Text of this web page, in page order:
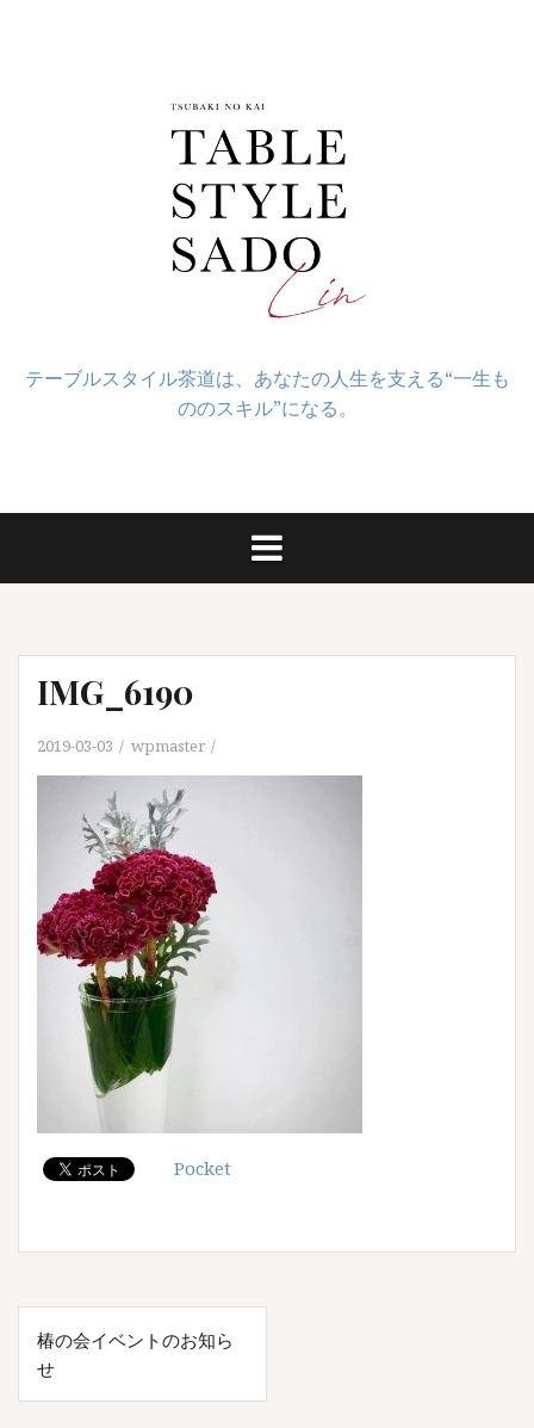
テーブルスタイル茶道は、あなたの人生を支える“一生も
ののスキル”になる。
IMG_6190
2019-03-03 wpmaster
Pocket
投
稿
ナ
椿の会イベントのお知ら
せ